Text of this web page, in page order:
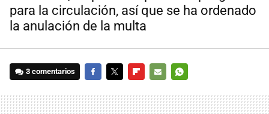
para la circulación, así que se ha ordenado
la anulación de la multa
3 comentarios
MAIL